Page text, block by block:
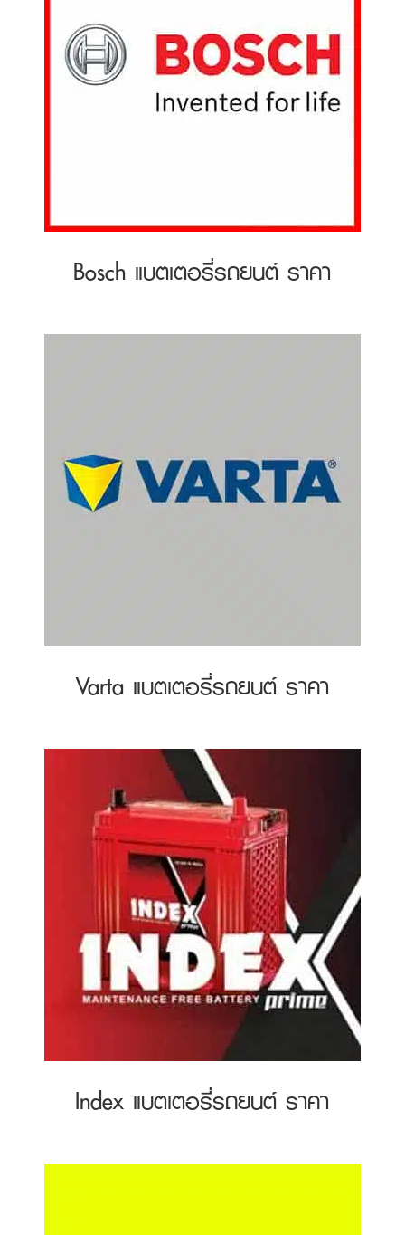
Bosch แบตเตอรี่รถยนต์ ราคา
Varta แบตเตอรี่รถยนต์ ราคา
Index แบตเตอรี่รถยนต์ ราคา